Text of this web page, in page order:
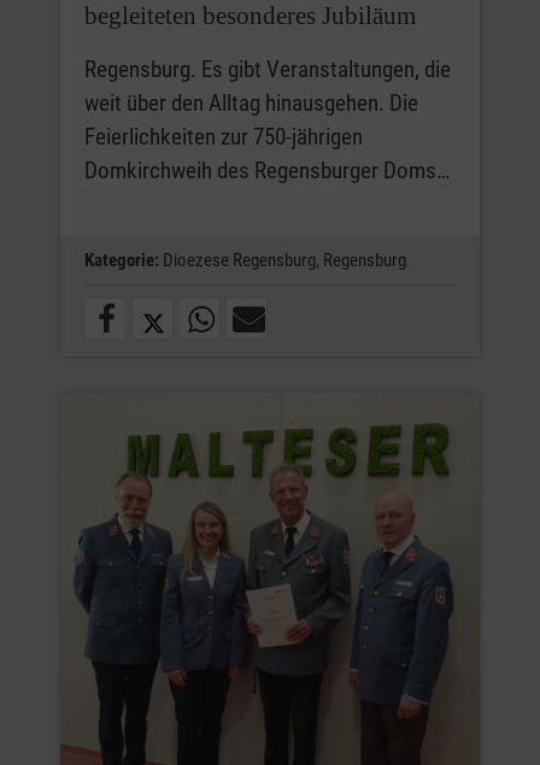
begleiteten besonderes Jubiläum
Regensburg. Es gibt Veranstaltungen, die
weit über den Alltag hinausgehen. Die
Feierlichkeiten zur 750-jährigen
Domkirchweih des Regensburger Doms…
Kategorie: Dioezese Regensburg, Regensburg